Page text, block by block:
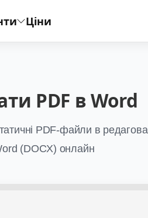
Ціни
PDF в Word
PDF-файли в
(DOCX) онлайн